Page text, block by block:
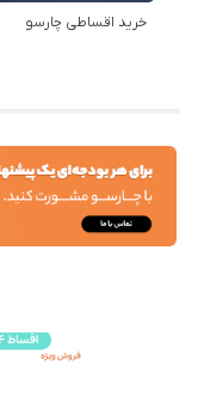
خرید اقساطی چارسو